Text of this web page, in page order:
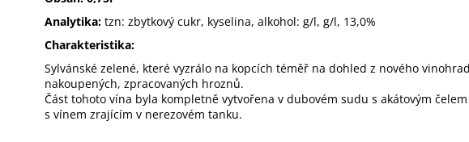
Analytika: tzn: zbytkový cukr, kyselina, alkohol: g/l, g/l, 13,0%
Charakteristika:
Sylvánské zelené, které vyzrálo na kopcích téměř na dohled z nového
nakoupených, zpracovaných hroznů.
Část tohoto vína byla kompletně vytvořena v dubovém sudu s akátovým
s vínem zrajícím v nerezovém tanku.